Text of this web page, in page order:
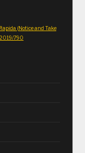
(Notice and Take
790